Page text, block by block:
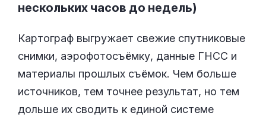
нескольких часов до недель)
Картограф выгружает свежие спутниковые
снимки, аэрофотосъёмку, данные ГНСС и
материалы прошлых съёмок. Чем больше
источников, тем точнее результат, но тем
дольше их сводить к единой системе